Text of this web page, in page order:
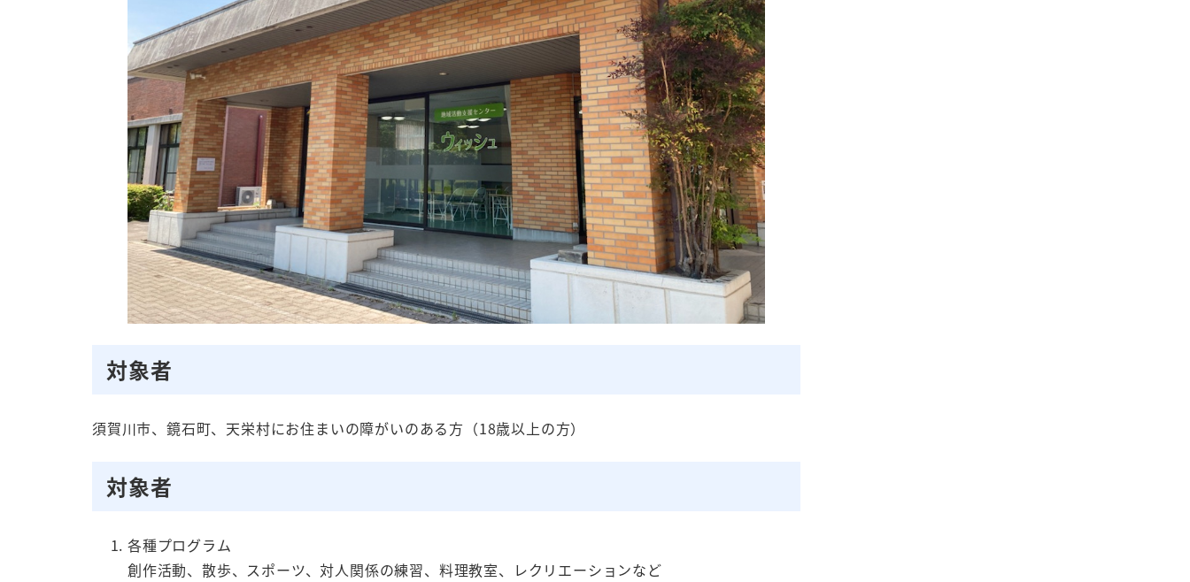
対象者
須賀川市、鏡石町、天栄村にお住まいの障がいのある方（18歳以上の方）
対象者
各種プログラム
創作活動、散歩、スポーツ、対人関係の練習、料理教室、レクリエーションなど